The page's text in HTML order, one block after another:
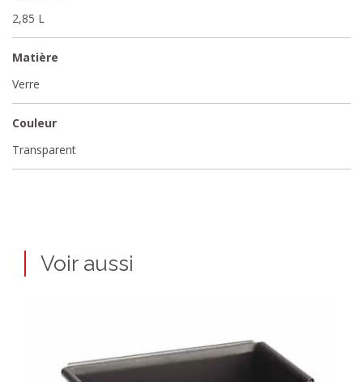
2,85 L
Matière
Verre
Couleur
Transparent
Voir aussi